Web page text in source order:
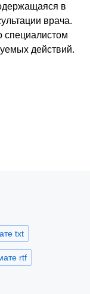
в
врача.
специалистом
действий.
txt
rtf